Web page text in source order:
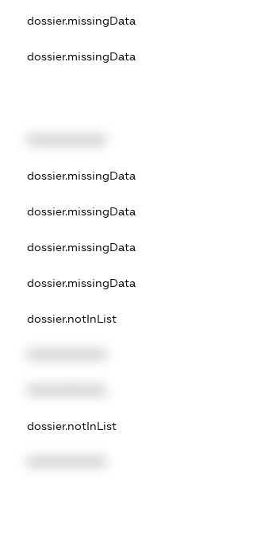
dossier.missingData
dossier.missingData
dossier.missingData
dossier.missingData
dossier.missingData
dossier.missingData
dossier.notInList
dossier.notInList